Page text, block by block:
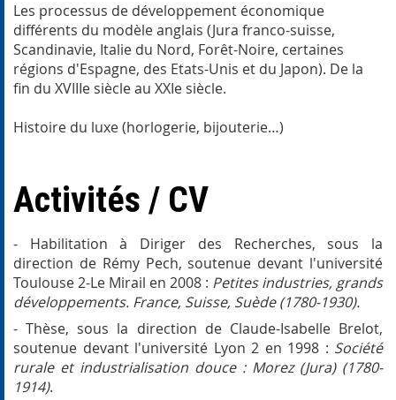
Les processus de développement économique
différents du modèle anglais (Jura franco-suisse,
Scandinavie, Italie du Nord, Forêt-Noire, certaines
régions d'Espagne, des Etats-Unis et du Japon). De la
fin du XVIIIe siècle au XXIe siècle.
Histoire du luxe (horlogerie, bijouterie…)
Activités / CV
- Habilitation à Diriger des Recherches, sous la
direction de Rémy Pech, soutenue devant l'université
Toulouse 2-Le Mirail en 2008 : Petites industries, grands
développements. France, Suisse, Suède (1780-1930).
- Thèse, sous la direction de Claude-Isabelle Brelot,
soutenue devant l'université Lyon 2 en 1998 : Société
rurale et industrialisation douce : Morez (Jura) (1780-
1914).